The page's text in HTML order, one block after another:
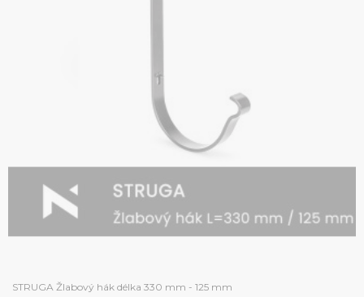
STRUGA Žlabový hák délka 330 mm - 125 mm